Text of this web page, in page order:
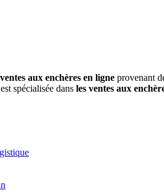
ventes aux enchères en ligne provenant
spécialisée dans les ventes aux